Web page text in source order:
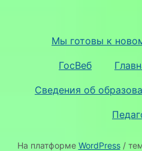
Мы готовы к
ГосВеб
Сведения об
На платформе WordPress/